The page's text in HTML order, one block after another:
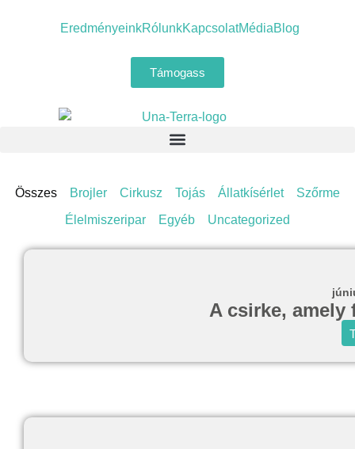
EredményeinkRólunkKapcsolatMédiaBlog
Támogass
Brojler Cirkusz Tojás Állatkísérlet
Szőrme
Élelmiszeripar
Egyéb Uncategorized
Összes
A csirke, amely